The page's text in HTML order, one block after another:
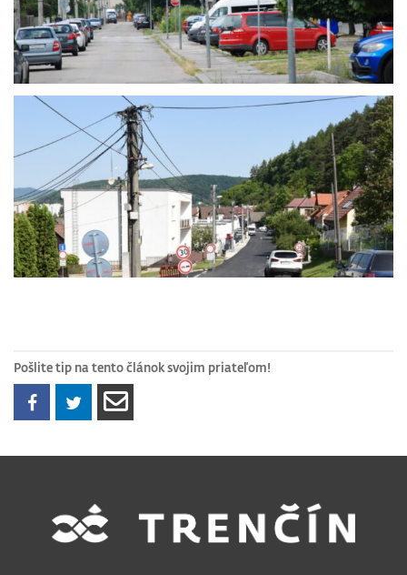
Pošlite tip na tento článok svojim priateľom!